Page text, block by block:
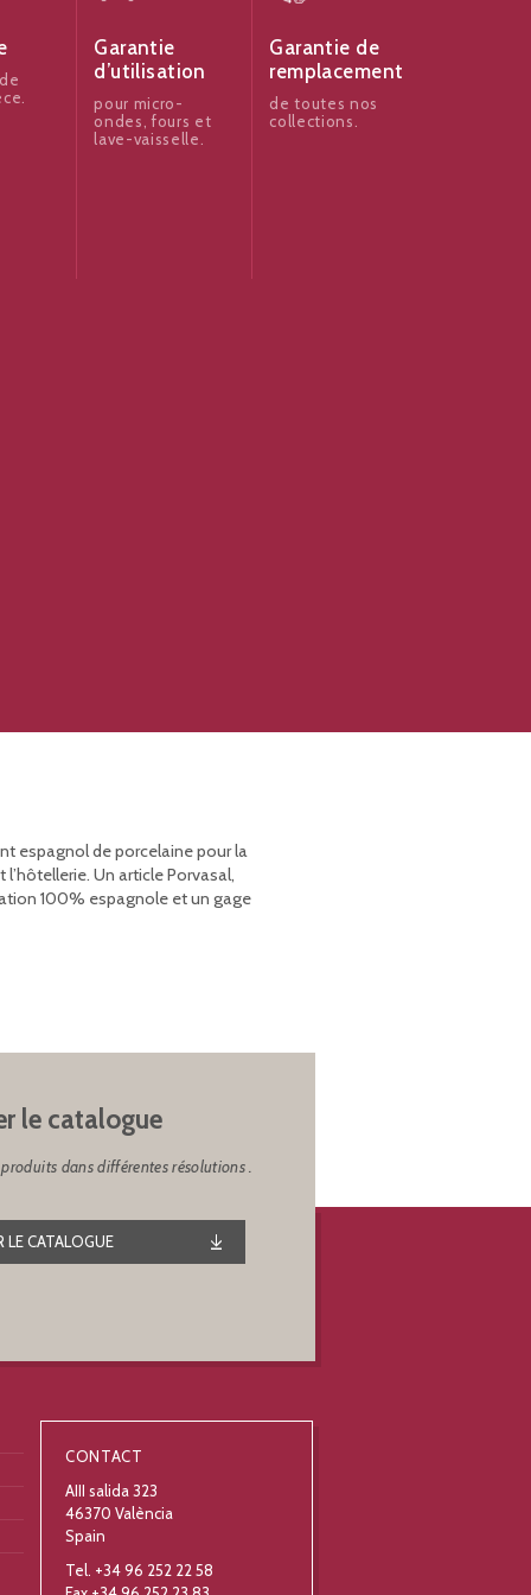
Garantie
d’utilisation
pour micro-
ondes, fours et
lave-vaisselle.
Garantie de
remplacement
de toutes nos
collections.
espagnol de porcelaine pour la
Un article Porvasal,
100% espagnole et un gage
le catalogue
dans différentes résolutions .
LE CATALOGUE
CONTACT
AIII salida 323
46370 València
Spain
Tel. +34 96 252 22 58